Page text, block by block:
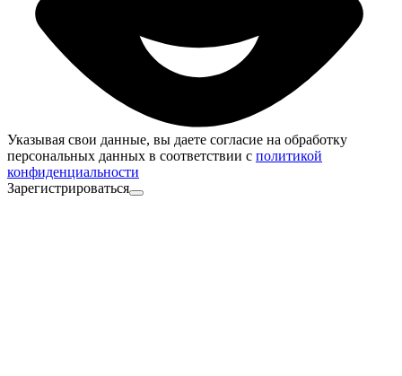
Указывая свои данные, вы даете согласие на обработку
персональных данных в соответствии с политикой
конфиденциальности
Зарегистрироваться